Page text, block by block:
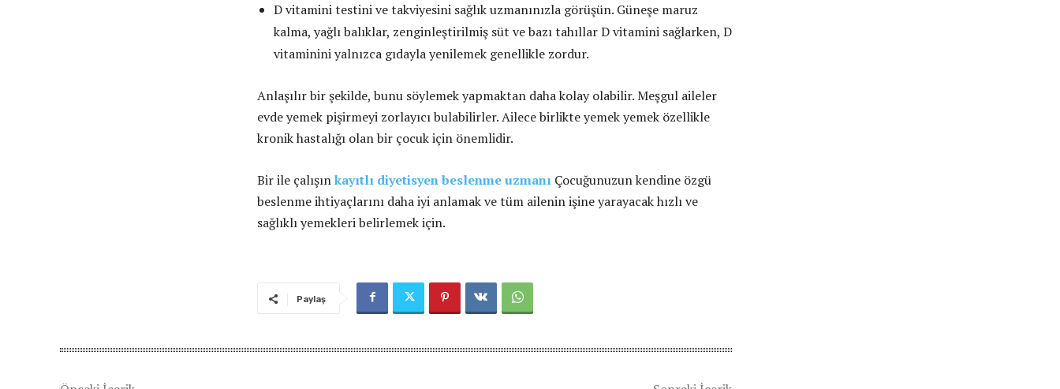
D vitamini testini ve takviyesini sağlık uzmanınızla görüşün. Güneşe maruz
kalma, yağlı balıklar, zenginleştirilmiş süt ve bazı tahıllar D vitamini sağlarken, D
vitaminini yalnızca gıdayla yenilemek genellikle zordur.
Anlaşılır bir şekilde, bunu söylemek yapmaktan daha kolay olabilir. Meşgul aileler
evde yemek pişirmeyi zorlayıcı bulabilirler. Ailece birlikte yemek yemek özellikle
kronik hastalığı olan bir çocuk için önemlidir.
Bir ile çalışınkayıtlı diyetisyen beslenme uzmanı Çocuğunuzun kendine özgü
beslenme ihtiyaçlarını daha iyi anlamak ve tüm ailenin işine yarayacak hızlı ve
sağlıklı yemekleri belirlemek için.
Paylaş